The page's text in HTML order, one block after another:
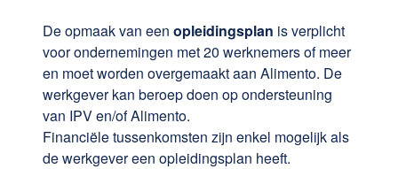
De opmaak van een opleidingsplan is verplicht
voor ondernemingen met 20 werknemers of meer
en moet worden overgemaakt aan Alimento. De
werkgever kan beroep doen op ondersteuning
van IPV en/of Alimento.
Financiële tussenkomsten zijn enkel mogelijk als
de werkgever een opleidingsplan heeft.